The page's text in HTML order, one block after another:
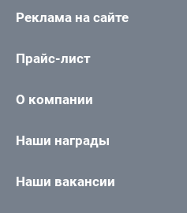
Реклама на сайте
Прайс-лист
О компании
Наши награды
Наши вакансии